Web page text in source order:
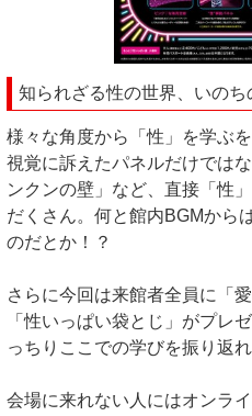
知られざる性の世界、いのち
様々な角度から「性」を学ぶ
視覚に訴えたパネルだけでは
ンクンの壁」など、直接「性
だくさん。何と館内BGMから
のだとか！？
さらに今回は来館者全員に「
「性いっぱい袋とじ」がプレ
っちりここでの学びを振り返
会場に来れない人にはオンラ